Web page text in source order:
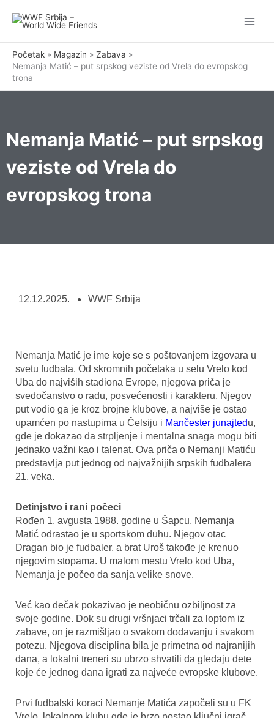
Početak Magazin
Zabava
Nemanja Matić – put srpskog veziste od Vrela do evropskog
trona
Nemanja Matić – put srpskog
veziste od Vrela do
evropskog trona
12.12.2025. WWF Srbija
Nemanja Matić je ime koje se s poštovanjem izgovara u
svetu fudbala. Od skromnih početaka u selu Vrelo kod
Uba do najviših stadiona Evrope, njegova priča je
svedočanstvo o radu, posvećenosti i karakteru. Njegov
put vodio ga je kroz brojne klubove, a najviše je ostao
upamćen po nastupima u Čelsiju i Mančester junajtedu,
gde je dokazao da strpljenje i mentalna snaga mogu biti
jednako važni kao i talenat. Ova priča o Nemanji Matiću
predstavlja put jednog od najvažnijih srpskih fudbalera
21. veka.
Detinjstvo i rani počeci
Rođen 1. avgusta 1988. godine u Šapcu, Nemanja
Matić odrastao je u sportskom duhu. Njegov otac
Dragan bio je fudbaler, a brat Uroš takođe je krenuo
njegovim stopama. U malom mestu Vrelo kod Uba,
Nemanja je počeo da sanja velike snove.
Već kao dečak pokazivao je neobičnu ozbiljnost za
svoje godine. Dok su drugi vršnjaci trčali za loptom iz
zabave, on je razmišljao o svakom dodavanju i svakom
potezu. Njegova disciplina bila je primetna od najranijih
dana, a lokalni treneri su ubrzo shvatili da gledaju dete
koje će jednog dana igrati za najveće evropske klubove.
Prvi fudbalski koraci Nemanje Matića započeli su u FK